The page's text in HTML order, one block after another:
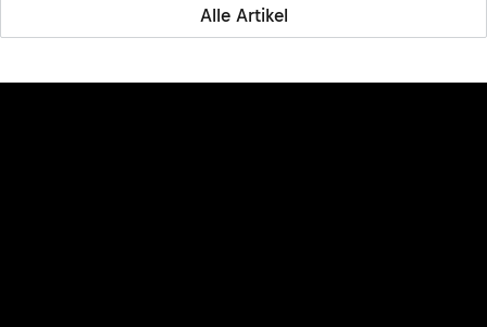
Alle Artikel